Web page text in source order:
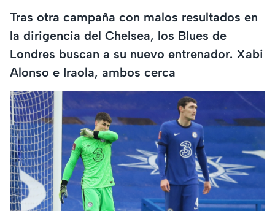
Tras otra campaña con malos resultados en
la dirigencia del Chelsea, los Blues de
Londres buscan a su nuevo entrenador. Xabi
Alonso e Iraola, ambos cerca